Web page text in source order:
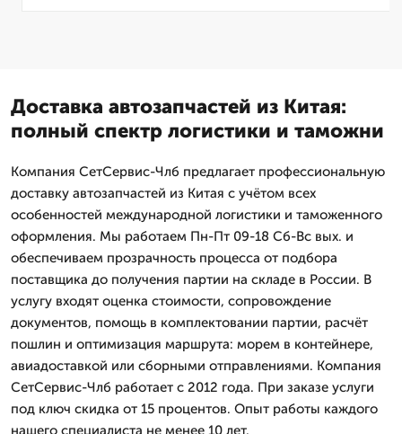
Доставка автозапчастей из Китая:
полный спектр логистики и таможни
Компания СетСервис-Члб предлагает профессиональную
доставку автозапчастей из Китая с учётом всех
особенностей международной логистики и таможенного
оформления. Мы работаем Пн-Пт 09-18 Сб-Вс вых. и
обеспечиваем прозрачность процесса от подбора
поставщика до получения партии на складе в России. В
услугу входят оценка стоимости, сопровождение
документов, помощь в комплектовании партии, расчёт
пошлин и оптимизация маршрута: морем в контейнере,
авиадоставкой или сборными отправлениями. Компания
СетСервис-Члб работает с 2012 года. При заказе услуги
под ключ скидка от 15 процентов. Опыт работы каждого
нашего специалиста не менее 10 лет.